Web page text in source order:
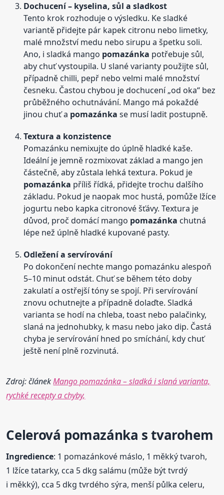
Dochucení – kyselina, sůl a sladkost
Tento krok rozhoduje o výsledku. Ke sladké
variantě přidejte pár kapek citronu nebo limetky,
malé množství medu nebo sirupu a špetku soli.
Ano, i sladká mango pomazánka potřebuje sůl,
aby chuť vystoupila. U slané varianty použijte sůl,
případně chilli, pepř nebo velmi malé množství
česneku. Častou chybou je dochucení „od oka“ bez
průběžného ochutnávání. Mango má pokaždé
jinou chuť a pomazánka se musí ladit postupně.
Textura a konzistence
Pomazánku nemixujte do úplně hladké kaše.
Ideální je jemně rozmixovat základ a mango jen
částečně, aby zůstala lehká textura. Pokud je
pomazánka příliš řídká, přidejte trochu dalšího
základu. Pokud je naopak moc hustá, pomůže lžíce
jogurtu nebo kapka citronové šťávy. Textura je
důvod, proč domácí mango pomazánka chutná
lépe než úplně hladké kupované pasty.
Odležení a servírování
Po dokončení nechte mango pomazánku alespoň
5–10 minut odstát. Chuť se během této doby
zakulatí a ostřejší tóny se spojí. Při servírování
znovu ochutnejte a případně dolaďte. Sladká
varianta se hodí na chleba, toast nebo palačinky,
slaná na jednohubky, k masu nebo jako dip. Častá
chyba je servírování hned po smíchání, kdy chuť
ještě není plně rozvinutá.
Zdroj: článekMango pomazánka – sladká i slaná varianta,
rychké recepty a chyby,
Celerová pomazánka s tvarohem
Ingredience: 1 pomazánkové máslo, 1 měkký tvaroh,
1 lžíce tatarky, cca 5 dkg salámu (může být tvrdý
i měkký), cca 5 dkg tvrdého sýra, menší půlka celeru,